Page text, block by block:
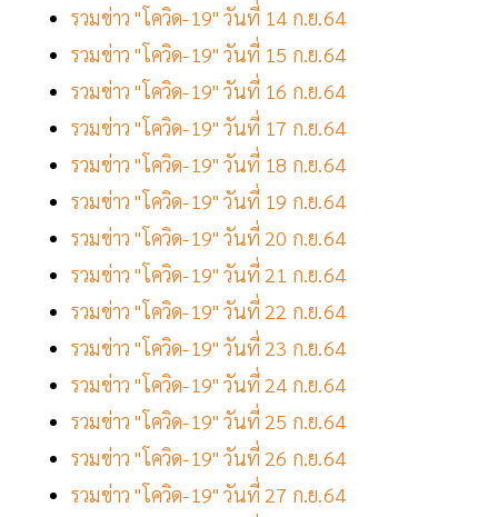
รวมข่าว "โควิด-19" วันที่ 14 ก.ย.64
รวมข่าว "โควิด-19" วันที่ 15 ก.ย.64
รวมข่าว "โควิด-19" วันที่ 16 ก.ย.64
รวมข่าว "โควิด-19" วันที่ 17 ก.ย.64
รวมข่าว "โควิด-19" วันที่ 18 ก.ย.64
รวมข่าว "โควิด-19" วันที่ 19 ก.ย.64
รวมข่าว "โควิด-19" วันที่ 20 ก.ย.64
รวมข่าว "โควิด-19" วันที่ 21 ก.ย.64
รวมข่าว "โควิด-19" วันที่ 22 ก.ย.64
รวมข่าว "โควิด-19" วันที่ 23 ก.ย.64
รวมข่าว "โควิด-19" วันที่ 24 ก.ย.64
รวมข่าว "โควิด-19" วันที่ 25 ก.ย.64
รวมข่าว "โควิด-19" วันที่ 26 ก.ย.64
รวมข่าว "โควิด-19" วันที่ 27 ก.ย.64